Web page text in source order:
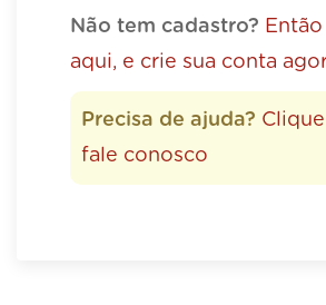
Não tem cadastro?
aqui, e crie sua conta
Precisa de ajuda?
fale conosco